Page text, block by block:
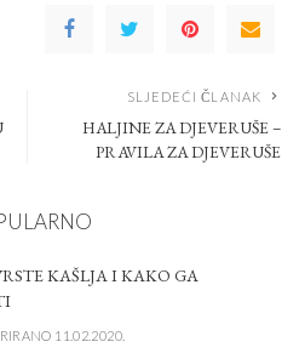
SLJEDEĆI ČLANAK
HALJINE ZA DJEVERUŠE –
PRAVILA ZA DJEVERUŠE
KAŠLJA I KAKO GA
11.02.2020.